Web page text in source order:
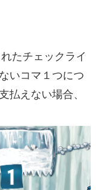
たチェックライ
いコマ１つにつ
払えない場合、